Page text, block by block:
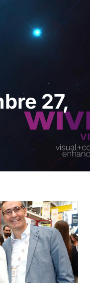
una demo
27,